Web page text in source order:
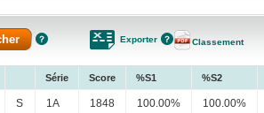
Exporter Classement
Série Score %S1 %S2
S 1A 1848 100.00% 100.00%